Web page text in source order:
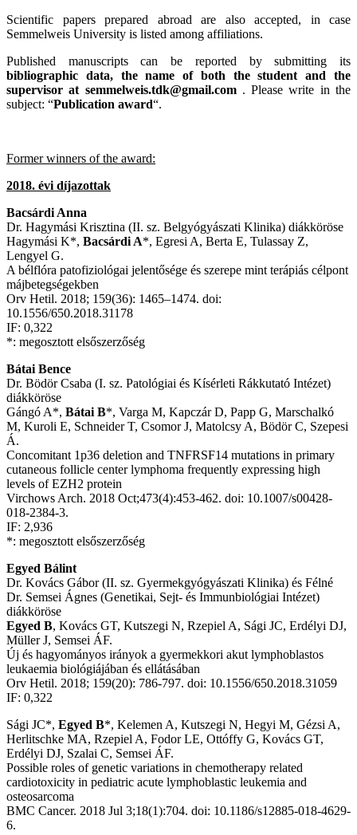
Scientific papers prepared abroad are also accepted, in case
Semmelweis University is listed among affiliations.
Published manuscripts can be reported by submitting its
bibliographic data, the name of both the student and the
supervisor at semmelweis.tdk@gmail.com . Please write in the
subject: “Publication award“.
Former winners of the award:
2018. évi díjazottak
Bacsárdi Anna
Dr. Hagymási Krisztina (II. sz. Belgyógyászati Klinika) diákköröse
Hagymási K*, Bacsárdi A*, Egresi A, Berta E, Tulassay Z,
Lengyel G.
A bélflóra patofiziológai jelentősége és szerepe mint terápiás célpont
májbetegségekben
Orv Hetil. 2018; 159(36): 1465–1474. doi:
10.1556/650.2018.31178
IF: 0,322
*: megosztott elsőszerzőség
Bátai Bence
Dr. Bödör Csaba (I. sz. Patológiai és Kísérleti Rákkutató Intézet)
diákköröse
Gángó A*, Bátai B*, Varga M, Kapczár D, Papp G, Marschalkó
M, Kuroli E, Schneider T, Csomor J, Matolcsy A, Bödör C, Szepesi
Á.
Concomitant 1p36 deletion and TNFRSF14 mutations in primary
cutaneous follicle center lymphoma frequently expressing high
levels of EZH2 protein
Virchows Arch. 2018 Oct;473(4):453-462. doi: 10.1007/s00428-
018-2384-3.
IF: 2,936
*: megosztott elsőszerzőség
Egyed Bálint
Dr. Kovács Gábor (II. sz. Gyermekgyógyászati Klinika) és Félné
Dr. Semsei Ágnes (Genetikai, Sejt- és Immunbiológiai Intézet)
diákköröse
Egyed B, Kovács GT, Kutszegi N, Rzepiel A, Sági JC, Erdélyi DJ,
Müller J, Semsei ÁF.
Új és hagyományos irányok a gyermekkori akut lymphoblastos
leukaemia biológiájában és ellátásában
Orv Hetil. 2018; 159(20): 786-797. doi: 10.1556/650.2018.31059
IF: 0,322
Sági JC*, Egyed B*, Kelemen A, Kutszegi N, Hegyi M, Gézsi A,
Herlitschke MA, Rzepiel A, Fodor LE, Ottóffy G, Kovács GT,
Erdélyi DJ, Szalai C, Semsei ÁF.
Possible roles of genetic variations in chemotherapy related
cardiotoxicity in pediatric acute lymphoblastic leukemia and
osteosarcoma
BMC Cancer. 2018 Jul 3;18(1):704. doi: 10.1186/s12885-018-4629-
6.